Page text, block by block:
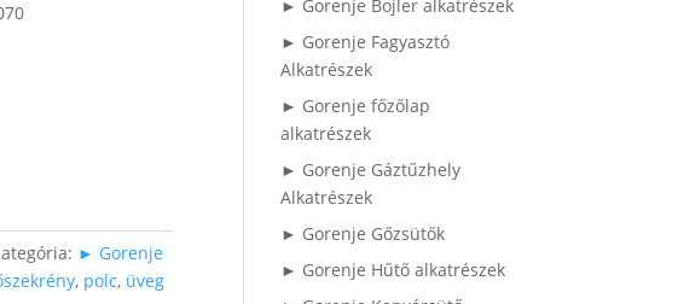
► Gorenje
, polc, üveg
► Gorenje Bojler alkatrészek
► Gorenje Fagyasztó
Alkatrészek
► Gorenje főzőlap
alkatrészek
► Gorenje Gáztűzhely
Alkatrészek
► Gorenje Gőzsütők
► Gorenje Hűtő alkatrészek